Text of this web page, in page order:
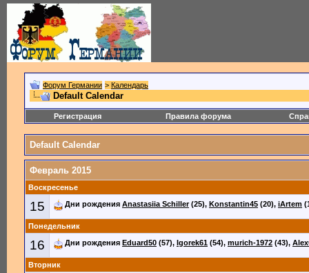
Форум Германии > Календарь
Default Calendar
Регистрация Правила форума
Default Calendar
Февраль 2015
Воскресенье
15 Дни рождения Anastasiia Schiller(25), Konstantin45 (20), iArtem
Понедельник
16 Дни рождения Eduard50 (57), Igorek61 (54), murich-1972 (43),
Вторник